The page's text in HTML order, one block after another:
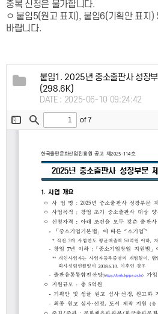
중복 신청은 불가합니다.
ㅇ 붙임5(원고 표지), 붙임6(기획안 표지)
바랍니다.
붙임1. 2025년 중소출판사 성장
(298.6K)
DATE : 2025-06-10 09:24:42